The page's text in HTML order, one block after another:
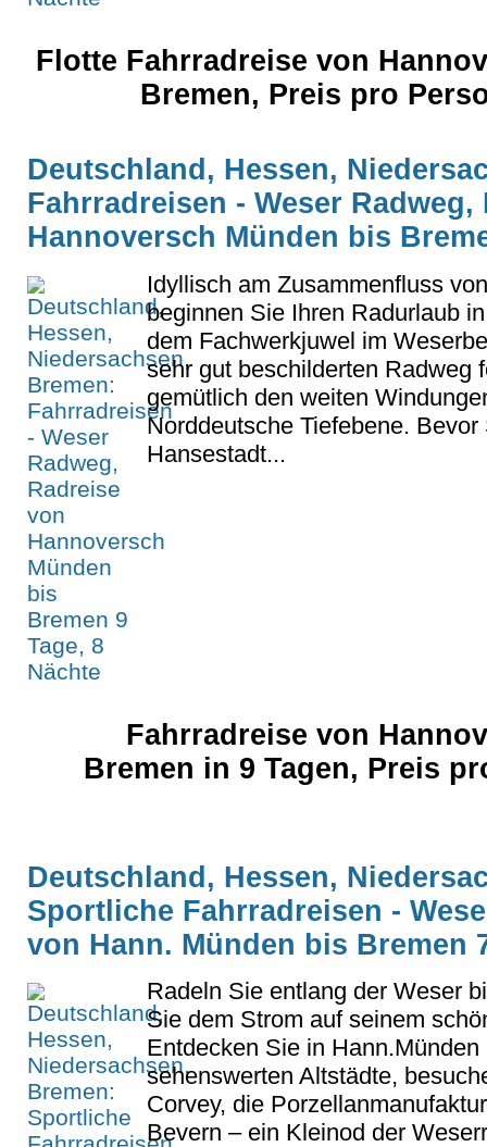
Flotte Fahrradreise von
Bremen, Preis pro
Deutschland, Hessen,
Fahrradreisen - Weser Radweg,
Hannoversch Münden bis
Idyllisch am Zusammenfluss
beginnen Sie Ihren Radurlaub
dem Fachwerkjuwel im
sehr gut beschilderten Radweg
gemütlich den weiten
Norddeutsche Tiefebene.
Hansestadt...
Fahrradreise von
Bremen in 9 Tagen, Preis
Deutschland, Hessen,
Sportliche Fahrradreisen -
von Hann. Münden bis Bremen
Radeln Sie entlang der Weser
Sie dem Strom auf seinem
Entdecken Sie in
sehenswerten Altstädte,
Corvey, die
Bevern – ein Kleinod der